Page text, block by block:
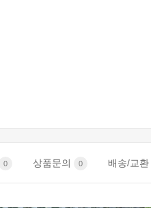
0 상품문의 0 배송/교환